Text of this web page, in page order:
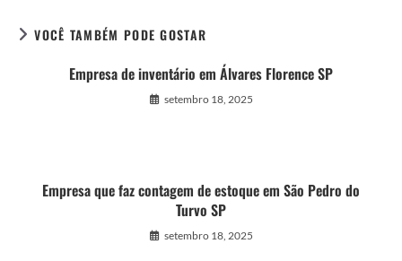
VOCÊ TAMBÉM PODE GOSTAR
Empresa de inventário em Álvares Florence SP
setembro 18, 2025
Empresa que faz contagem de estoque em São Pedro do
Turvo SP
setembro 18, 2025